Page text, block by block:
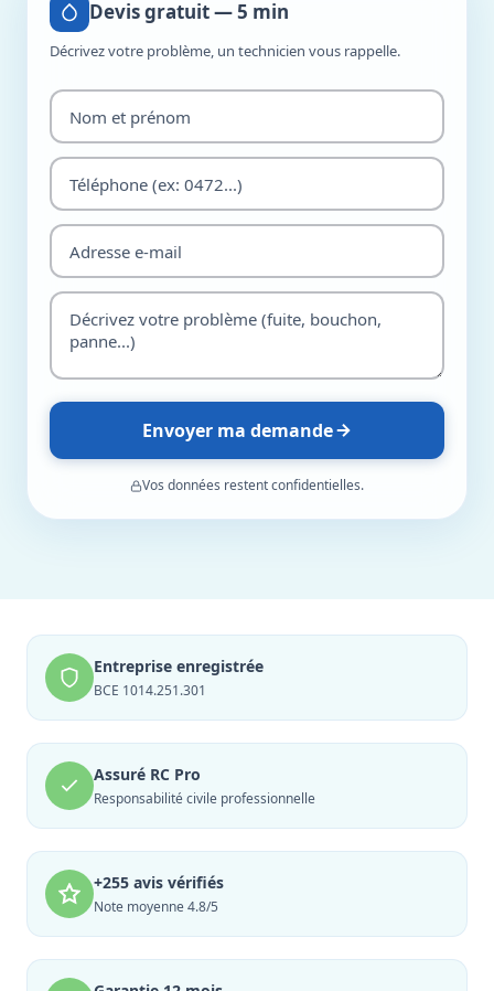
Devis gratuit — 5 min
Décrivez votre problème, un technicien vous rappelle.
Envoyer ma demande
Vos données restent confidentielles.
Entreprise enregistrée
BCE 1014.251.301
Assuré RC Pro
Responsabilité civile professionnelle
+255 avis vérifiés
Note moyenne 4.8/5